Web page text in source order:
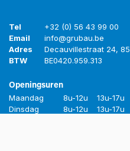
Tel
+32 (0) 56 43 99 00
Email
info@grubau.be
Adres
Decauvillestraat 24,
BTW
BE0420.959.313
Openingsuren
Maandag 8u-12u
13u-17u
Dinsdag
8u-12u
13u-17u